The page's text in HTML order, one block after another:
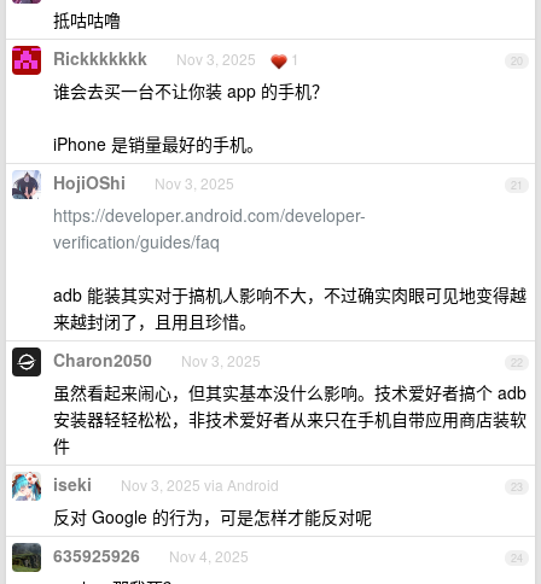
抵咕咕噜
20
Rickkkkkkk Nov 3, 2025 1
谁会去买一台不让你装 app 的手机？
iPhone 是销量最好的手机。
21
HojiOShi Nov 3, 2025
https://developer.android.com/developer-
verification/guides/faq
adb 能装其实对于搞机人影响不大，不过确实肉眼可见地变得越
来越封闭了，且用且珍惜。
22
Charon2050 Nov 3, 2025
虽然看起来闹心，但其实基本没什么影响。技术爱好者搞个 adb
安装器轻轻松松，非技术爱好者从来只在手机自带应用商店装软
件
23
iseki Nov 3, 2025 via Android
反对 Google 的行为，可是怎样才能反对呢
24
635925926 Nov 4, 2025